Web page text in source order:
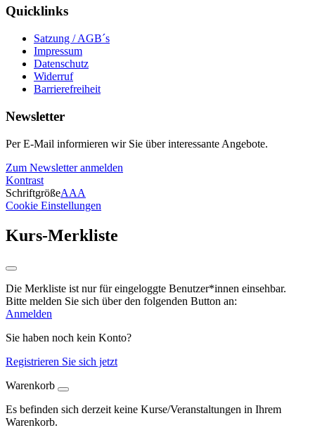
Quicklinks
Satzung / AGB´s
Impressum
Datenschutz
Widerruf
Barrierefreiheit
Newsletter
Per E-Mail informieren wir Sie über interessante Angebote.
Zum Newsletter anmelden
Kontrast
SchriftgrößeAAA
Cookie Einstellungen
Kurs-Merkliste
Die Merkliste ist nur für eingeloggte Benutzer*innen einsehbar.
Bitte melden Sie sich über den folgenden Button an:
Anmelden
Sie haben noch kein Konto?
Registrieren Sie sich jetzt
Warenkorb
Es befinden sich derzeit keine Kurse/Veranstaltungen in Ihrem
Warenkorb.